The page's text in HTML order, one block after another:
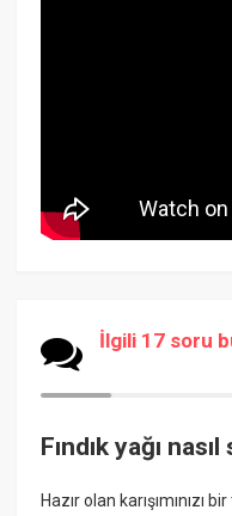
İlgili 17 soru
Fındık yağı
Hazır olan karışımınızı